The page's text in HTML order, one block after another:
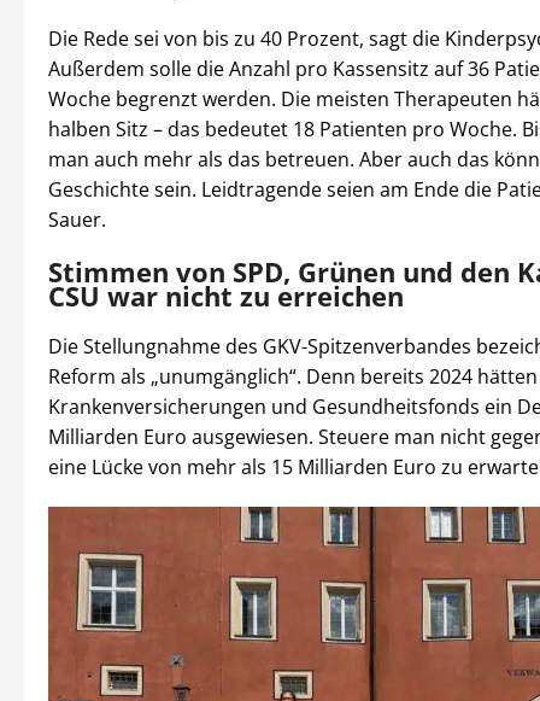
Die Rede sei von bis zu 40 Prozent, sagt die
Außerdem solle die Anzahl pro Kassensitz auf 36
Woche begrenzt werden. Die meisten Therapeuten
halben Sitz – das bedeutet 18 Patienten pro Woche.
man auch mehr als das betreuen. Aber auch das
Geschichte sein. Leidtragende seien am Ende die
Sauer.
Stimmen von SPD, Grünen und den
CSU war nicht zu erreichen
Die Stellungnahme des GKV-Spitzenverbandes
Reform als „unumgänglich“. Denn bereits 2024 hätten
Krankenversicherungen und Gesundheitsfonds ein
Milliarden Euro ausgewiesen. Steuere man nicht
eine Lücke von mehr als 15 Milliarden Euro zu